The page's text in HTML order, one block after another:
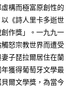
構而極富原創性的
《詩人里卡多逝世
作獎」。一九九一
怒宗教世界而遭受
子琵拉爾居住在蘭
獲得葡萄牙文學最
爾文學獎，為當今